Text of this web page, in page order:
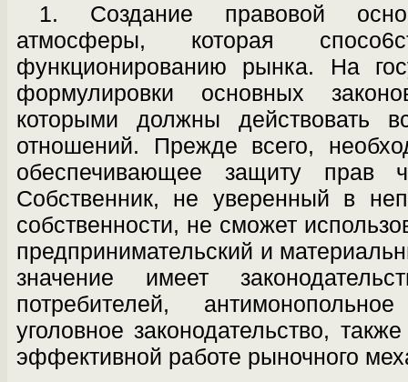
1. Создание правовой
атмосферы, кото­рая
функционированию рынка. На
формулировки основных
которыми должны действовать
отношений. Прежде всего,
обеспечивающее защиту прав
Собственник, не уверенный в
собственности, не сможет
предприниматель­ский и
значение имеет
потребителей,
уголовное законодательство,
эффективной работе рыночного